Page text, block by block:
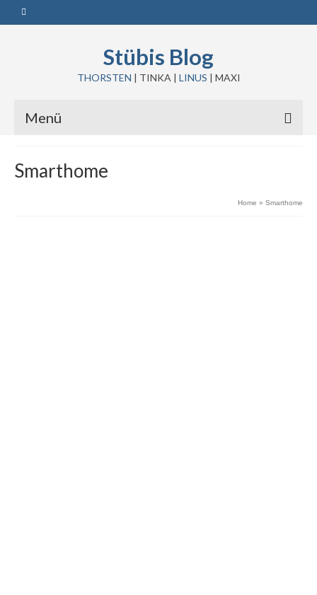
Stübis Blog
THORSTEN | TINKA | LINUS | MAXI
Menü
Smarthome
Home » Smarthome